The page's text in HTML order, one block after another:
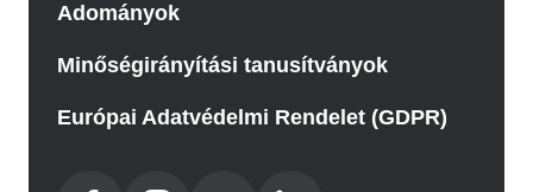
Adományok
Minőségirányítási tanusítványok
Európai Adatvédelmi Rendelet (GDPR)